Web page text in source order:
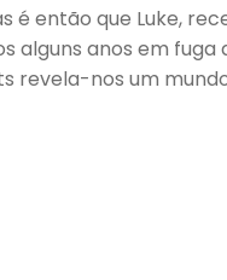
então que Luke,
alguns anos em
revela-nos um